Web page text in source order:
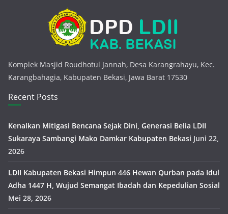
Komplek Masjid Roudhotul Jannah, Desa Karangrahayu, Kec.
Karangbahagia, Kabupaten Bekasi, Jawa Barat 17530
Recent Posts
Kenalkan Mitigasi Bencana Sejak Dini, Generasi Belia LDII
Sukaraya Sambangi Mako Damkar Kabupaten Bekasi Juni 22,
2026
LDII Kabupaten Bekasi Himpun 446 Hewan Qurban pada Idul
Adha 1447 H, Wujud Semangat Ibadah dan Kepedulian Sosial
Mei 28, 2026